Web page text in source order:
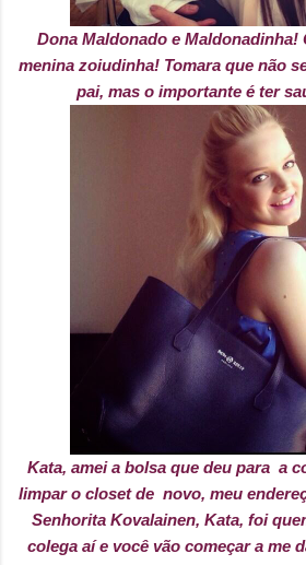
Dona Maldonado e Maldonadinha!
menina zoiudinha! Tomara que não
pai, mas o importante é ter
Kata, amei a bolsa que deu para a
limpar o closet de novo, meu
Senhorita Kovalainen, Kata, foi
colega aí e você vão começar a me